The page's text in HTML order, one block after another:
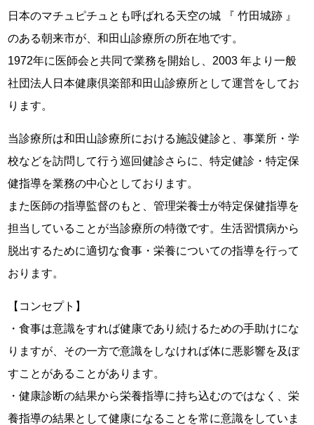
日本のマチュピチュとも呼ばれる天空の城 『 竹田城跡 』
のある朝来市が、和田山診療所の所在地です。
1972年に医師会と共同で業務を開始し、2003 年より一般
社団法人日本健康倶楽部和田山診療所として運営をしてお
ります。
当診療所は和田山診療所における施設健診と、事業所・学
校などを訪問して行う巡回健診さらに、特定健診・特定保
健指導を業務の中心としております。
また医師の指導監督のもと、管理栄養士が特定保健指導を
担当していることが当診療所の特徴です。生活習慣病から
脱出するために適切な食事・栄養についての指導を行って
おります。
【コンセプト】
・食事は意識をすれば健康であり続けるための手助けにな
りますが、その一方で意識をしなければ体に悪影響を及ぼ
すことがあることがあります。
・健康診断の結果から栄養指導に持ち込むのではなく、栄
養指導の結果として健康になることを常に意識をしていま